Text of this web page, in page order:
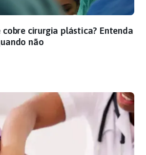
cobre cirurgia plástica? Entenda
não